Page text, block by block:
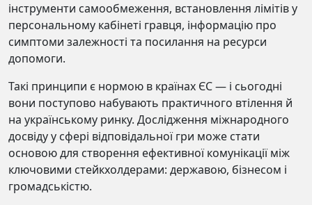
iнструменти самообмеження, встановлення лiмiтiв у
персональному кабiнетi гравця, iнформацiю про
симптоми залежностi та посилання на ресурси
допомоги.
Такі принципи є нормою в країнах ЄС — і сьогодні
вони поступово набувають практичного втілення й
на українському ринку. Дослiдження мiжнародного
досвiду у сферi вiдповiдальної гри може стати
основою для створення ефективної комунікації між
ключовими стейкхолдерами: державою, бiзнесом i
громадськiстю.